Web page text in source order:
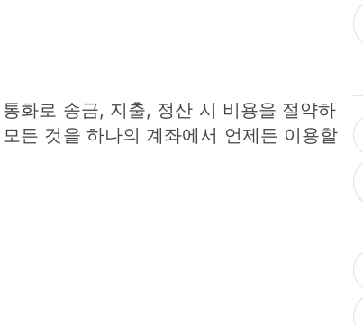
화로 송금, 지출, 정산 시 비용을 절약하
든 것을 하나의 계좌에서 언제든 이용할